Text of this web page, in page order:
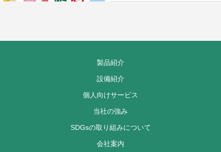
製品紹介
設備紹介
個人向けサービス
当社の強み
SDGsの取り組みについて
会社案内